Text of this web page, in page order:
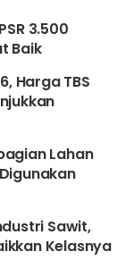
3.500
Baik
Harga TBS
Lahan
Sawit,
Kelasnya